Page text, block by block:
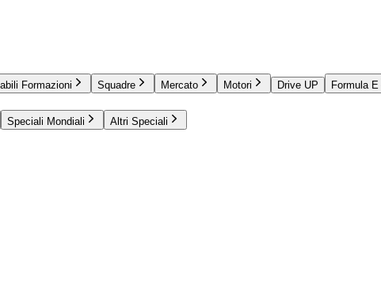
Formazioni Squadre Mercato Motori Drive UP Formula E
Speciali Mondiali Altri Speciali